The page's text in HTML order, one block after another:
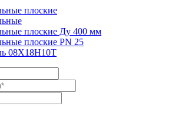
плоские
плоские Ду 400 мм
плоские PN 25
08Х18Н10Т